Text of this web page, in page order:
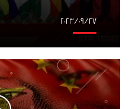
٢٧‏/٠٩‏/٢٠٢٣